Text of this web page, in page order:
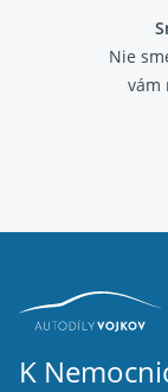
Nie
vám
K